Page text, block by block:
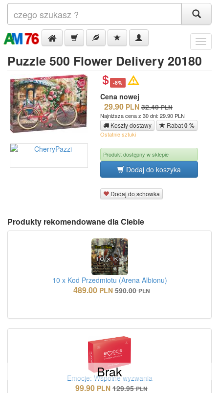
Menu
Puzzle 500 Flower Delivery 20180
-8%
Cena nowej
29.90 PLN 32.40 PLN
Najniższa cena z 30 dni: 29.90 PLN
Koszty dostawy Rabat0 %
Ostatnie sztuki
Produkt dostępny w sklepie
Dodaj do koszyka
Dodaj do schowka
Produkty rekomendowane dla Ciebie
10 x Kod Przedmiotu (Arena Albionu)
489.00 PLN 590.00 PLN
Brak
Emocje: Wspólne wyzwania
99.90 PLN 129.95 PLN